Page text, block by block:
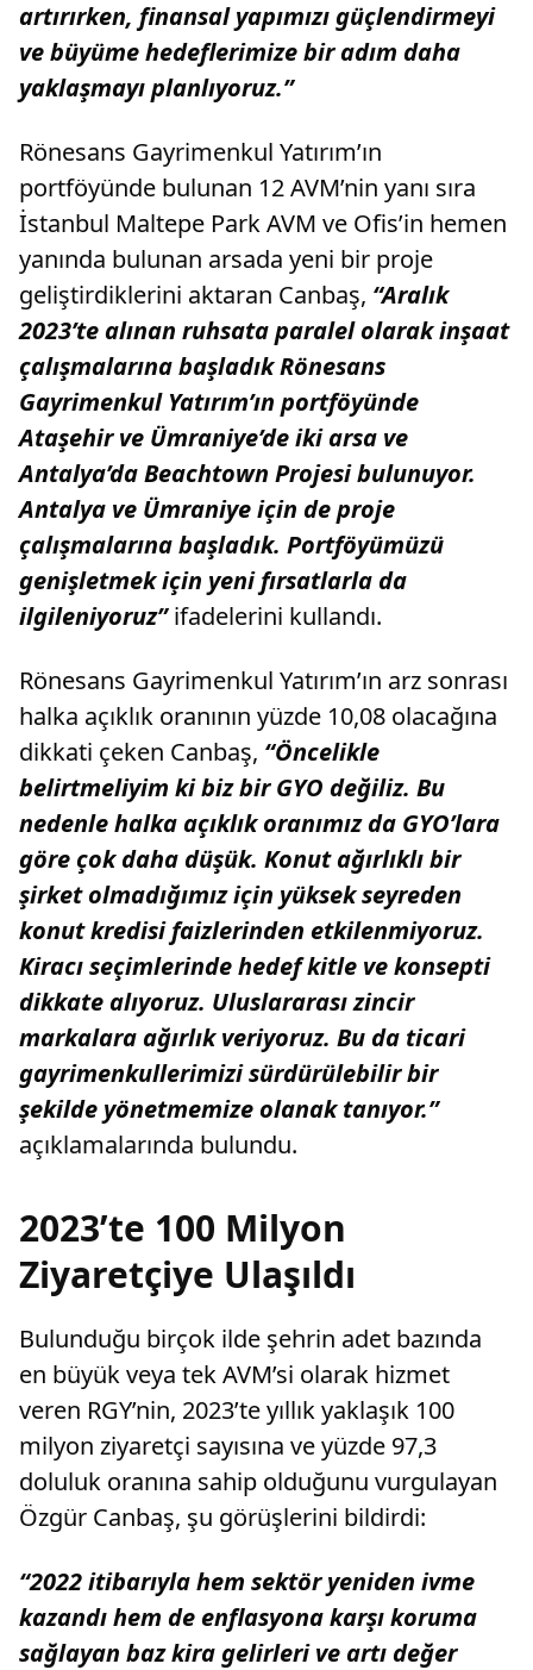
artırırken, finansal yapımızı güçlendirmeyi
ve büyüme hedeflerimize bir adım daha
yaklaşmayı planlıyoruz.”
Rönesans Gayrimenkul Yatırım’ın
portföyünde bulunan 12 AVM’nin yanı sıra
İstanbul Maltepe Park AVM ve Ofis’in hemen
yanında bulunan arsada yeni bir proje
geliştirdiklerini aktaran Canbaş, “Aralık
2023’te alınan ruhsata paralel olarak inşaat
çalışmalarına başladık Rönesans
Gayrimenkul Yatırım’ın portföyünde
Ataşehir ve Ümraniye’de iki arsa ve
Antalya’da Beachtown Projesi bulunuyor.
Antalya ve Ümraniye için de proje
çalışmalarına başladık. Portföyümüzü
genişletmek için yeni fırsatlarla da
ilgileniyoruz” ifadelerini kullandı.
Rönesans Gayrimenkul Yatırım’ın arz sonrası
halka açıklık oranının yüzde 10,08 olacağına
dikkati çeken Canbaş, “Öncelikle
belirtmeliyim ki biz bir GYO değiliz. Bu
nedenle halka açıklık oranımız da GYO’lara
göre çok daha düşük. Konut ağırlıklı bir
şirket olmadığımız için yüksek seyreden
konut kredisi faizlerinden etkilenmiyoruz.
Kiracı seçimlerinde hedef kitle ve konsepti
dikkate alıyoruz. Uluslararası zincir
markalara ağırlık veriyoruz. Bu da ticari
gayrimenkullerimizi sürdürülebilir bir
şekilde yönetmemize olanak tanıyor.”
açıklamalarında bulundu.
2023’te 100 Milyon
Ziyaretçiye Ulaşıldı
Bulunduğu birçok ilde şehrin adet bazında
en büyük veya tek AVM’si olarak hizmet
veren RGY’nin, 2023’te yıllık yaklaşık 100
milyon ziyaretçi sayısına ve yüzde 97,3
doluluk oranına sahip olduğunu vurgulayan
Özgür Canbaş, şu görüşlerini bildirdi:
“2022 itibarıyla hem sektör yeniden ivme
kazandı hem de enflasyona karşı koruma
sağlayan baz kira gelirleri ve artı değer